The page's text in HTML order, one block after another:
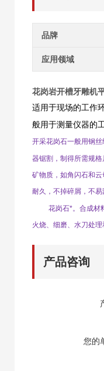
品牌
应用领域
花岗岩开槽牙雕机
适用于现场的工作
般用于测量仪器的
开采花岗石一般用钢
器锯割，制得所需规
矿物质，如角闪石和
耐久，不掉碎屑，不
花岗石*。合成材
火烧、细磨、水刀处
产品咨询
您的